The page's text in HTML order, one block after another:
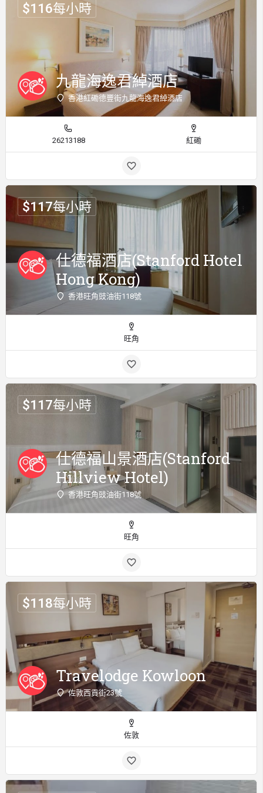
九龍海逸君綽酒店
香港紅磡德豐街九龍海逸君綽酒店
$116每小時
26213188 紅磡
仕德福酒店(Stanford Hotel
Hong Kong)
香港旺角豉油街118號
$117每小時
旺角
仕德福山景酒店(Stanford
Hillview Hotel)
香港旺角豉油街118號
$117每小時
旺角
Travelodge Kowloon
佐敦西貢街23號
$118每小時
佐敦